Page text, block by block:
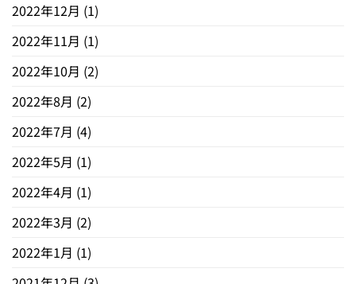
2022年12月 (1)
2022年11月 (1)
2022年10月 (2)
2022年8月 (2)
2022年7月 (4)
2022年5月 (1)
2022年4月 (1)
2022年3月 (2)
2022年1月 (1)